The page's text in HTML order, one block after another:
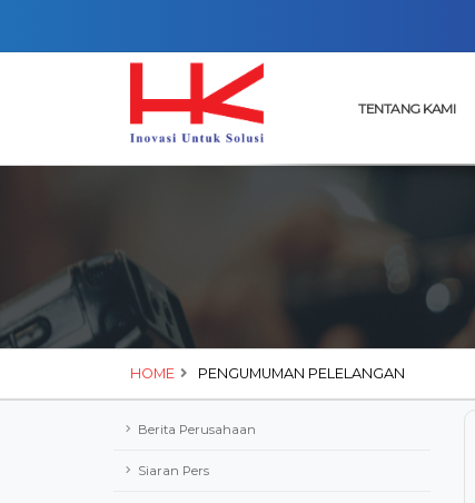
TENTANG KAMI
HOME PENGUMUMAN PELELANGAN
Berita Perusahaan
Siaran Pers